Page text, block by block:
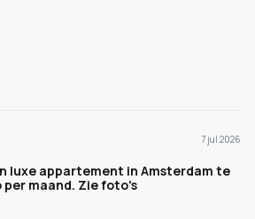
7 jul 2026
luxe appartement in Amsterdam te
per maand. Zie foto's